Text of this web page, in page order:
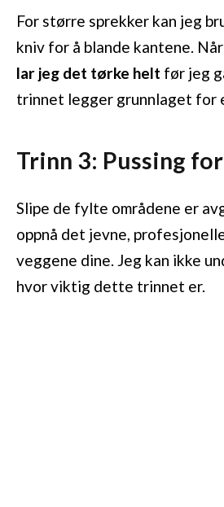
For større sprekker kan jeg
kniv for å blande kantene.
lar jeg det tørke helt før jeg
trinnet legger grunnlaget for
Trinn 3: Pussing
Slipe de fylte områdene er
oppnå det jevne,
veggene dine. Jeg kan ikke
hvor viktig dette trinnet er.